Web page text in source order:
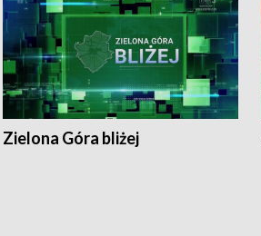
Zielona Góra bliżej